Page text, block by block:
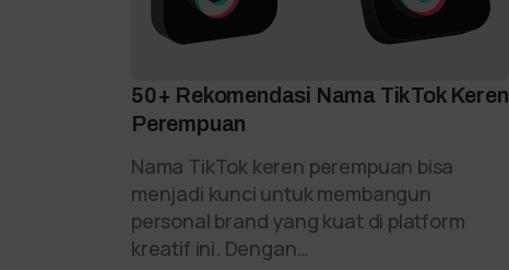
50+ Rekomendasi Nama TikTok Keren
Perempuan
Nama TikTok keren perempuan bisa
menjadi kunci untuk membangun
personal brand yang kuat di platform
kreatif ini. Dengan…